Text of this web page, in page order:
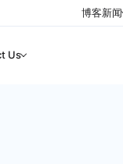
博客新闻
Us